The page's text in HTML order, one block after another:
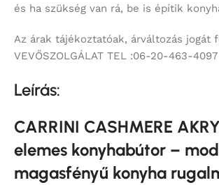
és ha szükség van rá, be is építik
Az árak tájékoztatóak, árváltozás jogát
VEVŐSZOLGÁLAT TEL :06-20-463-4097
Leírás:
CARRINI CASHMERE
elemes konyhabútor –
magasfényű konyha